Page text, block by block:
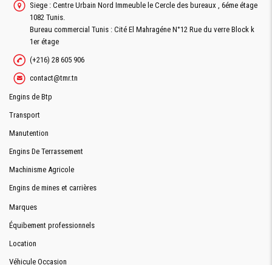
Siege : Centre Urbain Nord Immeuble le Cercle des bureaux , 6éme étage
1082 Tunis.
Bureau commercial Tunis : Cité El Mahragéne N°12 Rue du verre Block k
1er étage
(+216) 28 605 906
contact@tmr.tn
Engins de Btp
Transport
Manutention
Engins De Terrassement
Machinisme Agricole
Engins de mines et carrières
Marques
Équibement professionnels
Location
Véhicule Occasion